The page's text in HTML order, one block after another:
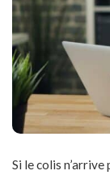
Si le colis n’arrive